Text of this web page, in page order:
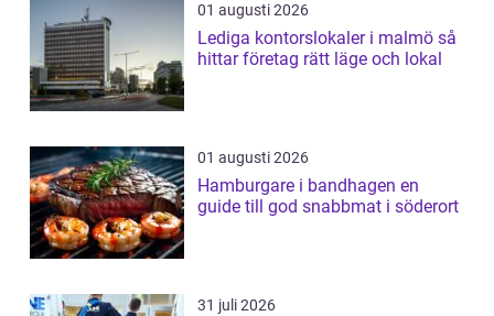
01 augusti 2026
Lediga kontorslokaler i malmö så
hittar företag rätt läge och lokal
01 augusti 2026
Hamburgare i bandhagen en
guide till god snabbmat i söderort
31 juli 2026